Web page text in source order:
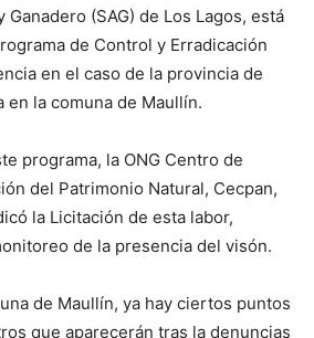
(SAG) de Los Lagos, está
de Control y Erradicación
en el caso de la provincia de
en la comuna de Maullín.
programa, la ONG Centro de
del Patrimonio Natural, Cecpan,
la Licitación de esta labor,
de la presencia del visón.
de Maullín, ya hay ciertos puntos
que aparecerán tras la denuncias